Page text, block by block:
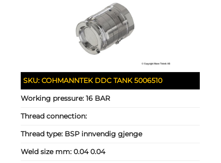
SKU:COHMANNTEK DDC TANK 5006510
Working pressure:16 BAR
Thread connection:
Thread type: BSP innvendig gjenge
Weld size mm:0.04 0.04